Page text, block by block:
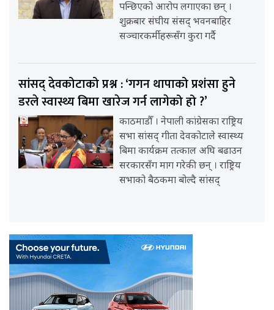
पन्छिएको आरोप लगाएका छन् ।
शुक्रबार संघीय संसद् भवनबाहिर
सञ्चारकर्मीहरूसँग कुरा गर्दै
सांसद् देवकोटाको प्रश्न : ‘गगन थापाको प्रशंसा हुने
डरले स्वास्थ्य बिमा खारेज गर्न लागेको हो ?’
काठमाडौँ । नेपाली कांग्रेसका राष्ट्रिय
सभा सांसद् गीता देवकोटाले स्वास्थ्य
बिमा कार्यक्रम तत्काल अघि बढाउन
सरकारसँग माग गरेकी छन् । राष्ट्रिय
सभाको बैठकमा बोल्दै सांसद्